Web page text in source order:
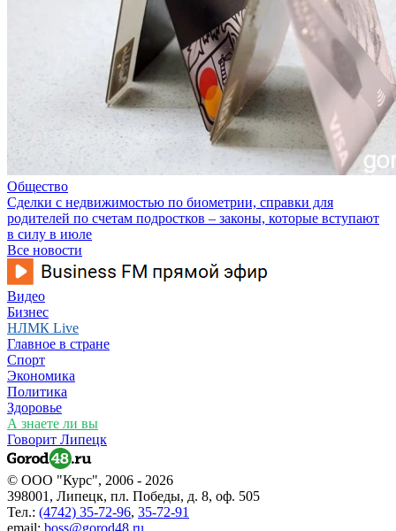
Общество
Сделки с недвижимостью по биометрии, справки для
родителей по счетам подростков – законы, которые вступают
в силу в июле
Все новости
Видео
Бизнес
НЛМК Live
Главное в стране
Спорт
Экономика
Политика
Здоровье
А знаете ли вы
Говорит Липецк
© ООО "Курс", 2006 - 2026
398001, Липецк, пл. Победы, д. 8, оф. 505
Тел.: (4742) 35-72-96, 35-72-91